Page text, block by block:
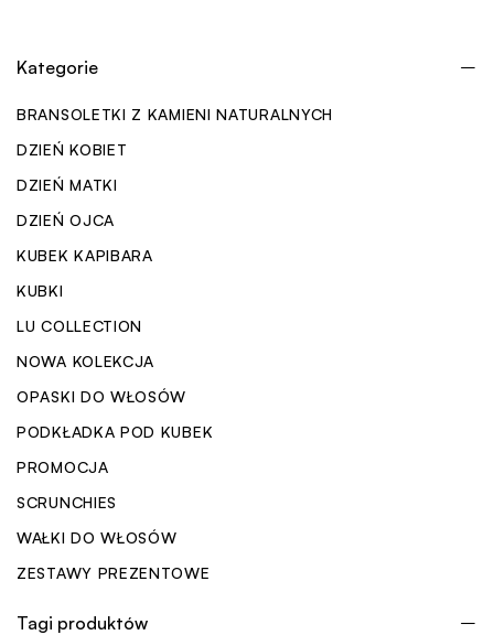
Kategorie
BRANSOLETKI Z KAMIENI NATURALNYCH
DZIEŃ KOBIET
DZIEŃ MATKI
DZIEŃ OJCA
KUBEK KAPIBARA
KUBKI
LU COLLECTION
NOWA KOLEKCJA
OPASKI DO WŁOSÓW
PODKŁADKA POD KUBEK
PROMOCJA
SCRUNCHIES
WAŁKI DO WŁOSÓW
ZESTAWY PREZENTOWE
Tagi produktów